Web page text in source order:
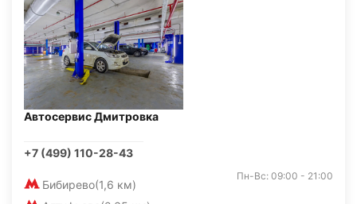
Автосервис Дмитровка
+7 (499) 110-28-43
Бибирево(1,6 км)
Пн-Вс: 09:00 - 21:00